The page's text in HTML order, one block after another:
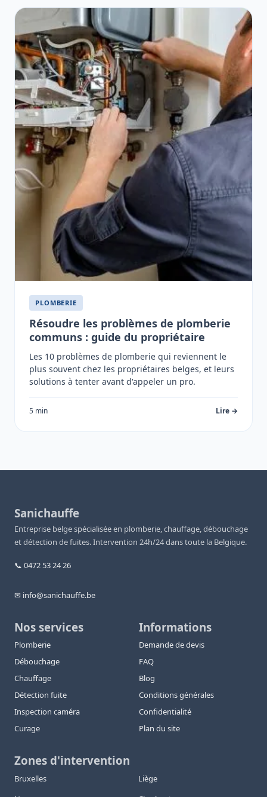
PLOMBERIE
Résoudre les problèmes de plomberie
communs : guide du propriétaire
Les 10 problèmes de plomberie qui reviennent le
plus souvent chez les propriétaires belges, et leurs
solutions à tenter avant d'appeler un pro.
5 min Lire →
Sanichauffe
Entreprise belge spécialisée en plomberie, chauffage, débouchage
et détection de fuites. Intervention 24h/24 dans toute la Belgique.
📞 0472 53 24 26
✉ info@sanichauffe.be
Nos services
Plomberie
Débouchage
Chauffage
Détection fuite
Inspection caméra
Curage
Informations
Demande de devis
FAQ
Blog
Conditions générales
Confidentialité
Plan du site
Zones d'intervention
Bruxelles
Liège